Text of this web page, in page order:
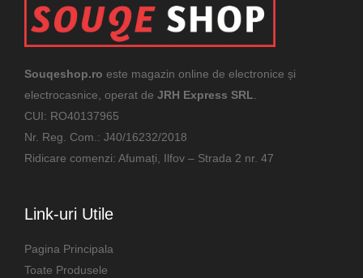
Souqeshop.ro este magazin online de electronice și
electrocasnice, operat de JRH Express SRL
CUI: RO40137965
Nr. Reg. Com.: J40/16232/2018
Ridicare comenzi: Afumați, Ilfov – Strada 2 nr. 47
Link-uri Utile
Pagina Principala
Toate Produsele